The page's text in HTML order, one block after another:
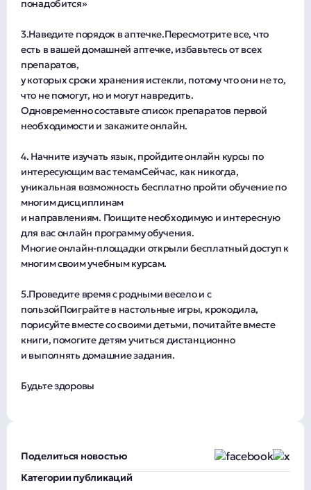
понадобится»
3.Наведите порядок в аптечке.Пересмотрите все, что
есть в вашей домашней аптечке, избавьтесь от всех
препаратов,
у которых сроки хранения истекли, потому что они не то,
что не помогут, но и могут навредить.
Одновременно составьте список препаратов первой
необходимости и закажите онлайн.
4. Начните изучать язык, пройдите онлайн курсы по
интересующим вас темамСейчас, как никогда,
уникальная возможность бесплатно пройти обучение по
многим дисциплинам
и направлениям. Поищите необходимую и интересную
для вас онлайн программу обучения.
Многие онлайн-площадки открыли бесплатный доступ к
многим своим учебным курсам.
5.Проведите время с родными весело и с
пользойПоиграйте в настольные игры, крокодила,
порисуйте вместе со своими детьми, почитайте вместе
книги, помогите детям учиться дистанционно
и выполнять домашние задания.
Будьте здоровы
Поделиться новостью
Категории публикаций